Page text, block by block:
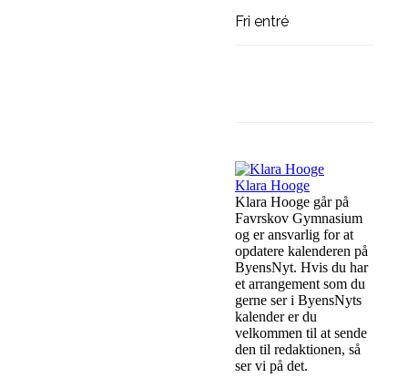
Fri entré
Klara Hooge
Klara Hooge går på
Favrskov Gymnasium
og er ansvarlig for at
opdatere kalenderen på
ByensNyt. Hvis du har
et arrangement som du
gerne ser i ByensNyts
kalender er du
velkommen til at sende
den til redaktionen, så
ser vi på det.